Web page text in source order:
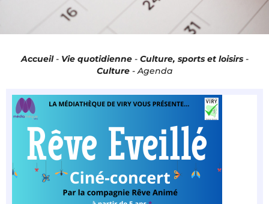
Accueil- Vie quotidienne- Culture, sports et loisirs-
Culture- Agenda